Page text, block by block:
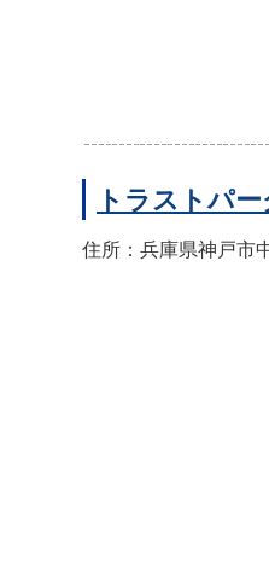
トラストパ
住所：兵庫県神戸市